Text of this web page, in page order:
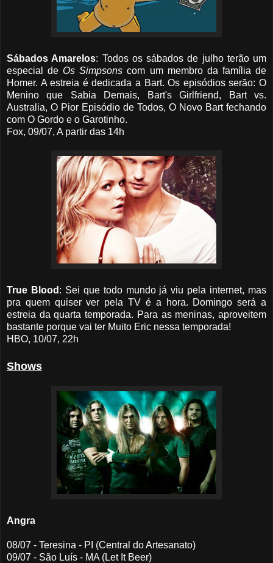
Sábados Amarelos: Todos os sábados de julho terão um
especial de Os Simpsonscom um membro da família de
Homer. A estreia é dedicada a Bart. Os episódios serão: O
Menino que Sabia Demais, Bart's Girlfriend, Bart vs.
Australia, O Pior Episódio de Todos, O Novo Bart fechando
com O Gordo e o Garotinho.
Fox, 09/07, A partir das 14h
True Blood : Sei que todo mundo já viu pela internet, mas
pra quem quiser ver pela TV é a hora. Domingo será a
estreia da quarta temporada. Para as meninas, aproveitem
bastante porque vai ter Muito Eric nessa temporada!
HBO, 10/07, 22h
Shows
Angra
08/07 - Teresina - PI (Central do Artesanato)
09/07 - São Luís - MA (Let It Beer)